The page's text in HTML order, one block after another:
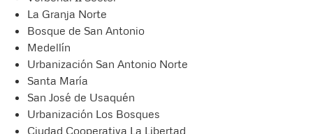
La Granja Norte
Bosque de San Antonio
Medellín
Urbanización San Antonio Norte
Santa María
San José de Usaquén
Urbanización Los Bosques
Ciudad Cooperativa La Libertad